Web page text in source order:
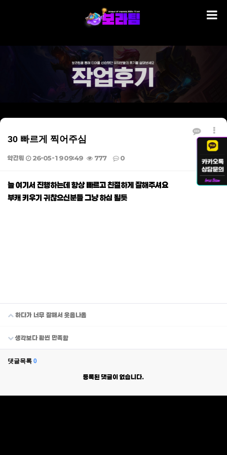
30 빠르게 찍어주심
약간뭐 26-05-19 09:49 777 0
본문
늘 여기서 진행하는데 항상 빠르고 친절하게 잘해주셔요
부캐 키우기 귀찮으신분들 그냥 하심 될듯
하다가 너무 잘해서 웃음나옴
생각보다 훨씬 만족함
댓글목록 0
등록된 댓글이 없습니다.